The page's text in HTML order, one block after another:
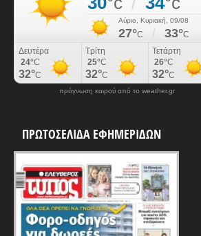
πρόγνωση καιρού από το weather.gr
ΠΡΩΤΟΣΕΛΙΔΑ ΕΦΗΜΕΡΙΔΩΝ